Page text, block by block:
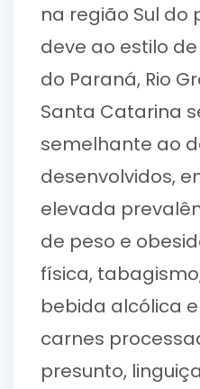
na região Sul do
deve ao estilo
do Paraná, Rio
Santa Catarina
semelhante ao
desenvolvidos,
elevada
de peso e
física,
bebida alcólica
carnes
presunto,